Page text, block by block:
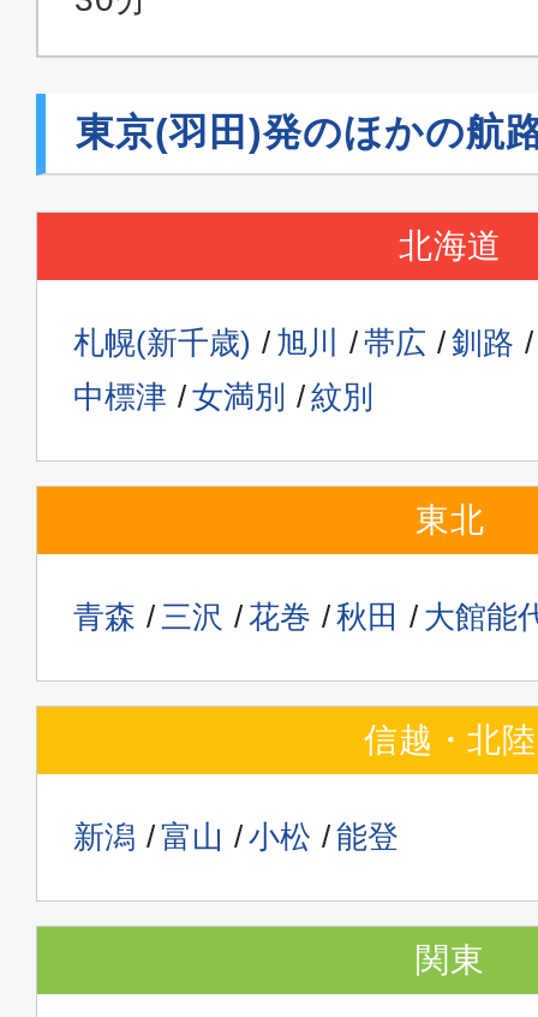
東京(羽田)発のほかの航
北海道
札幌(新千歳) 旭川 帯広
釧路
中標津
女満別 紋別
東北
青森 三沢 花巻 秋田 大館能
信越・北陸
新潟 富山 小松 能登
関東